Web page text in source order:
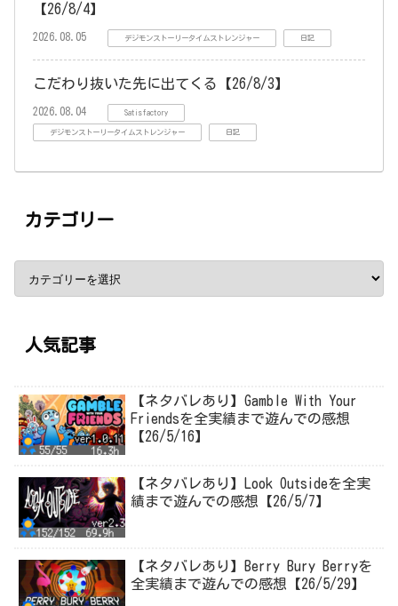
【26/8/4】
2026.08.05 デジモンストーリータイムストレンジャー 日記
こだわり抜いた先に出てくる【26/8/3】
2026.08.04 Satisfactory
デジモンストーリータイムストレンジャー 日記
カテゴリー
人気記事
【ネタバレあり】Gamble With Your
Friendsを全実績まで遊んでの感想
【26/5/16】
【ネタバレあり】Look Outsideを全実
績まで遊んでの感想【26/5/7】
【ネタバレあり】Berry Bury Berryを
全実績まで遊んでの感想【26/5/29】